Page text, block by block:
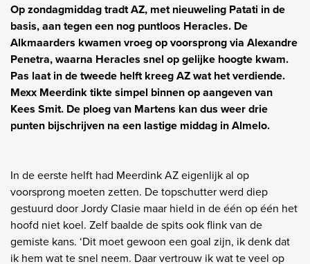
Op zondagmiddag tradt AZ, met nieuweling Patati in de
basis, aan tegen een nog puntloos Heracles. De
Alkmaarders kwamen vroeg op voorsprong via Alexandre
Penetra, waarna Heracles snel op gelijke hoogte kwam.
Pas laat in de tweede helft kreeg AZ wat het verdiende.
Mexx Meerdink tikte simpel binnen op aangeven van
Kees Smit. De ploeg van Martens kan dus weer drie
punten bijschrijven na een lastige middag in Almelo.
In de eerste helft had Meerdink AZ eigenlijk al op
voorsprong moeten zetten. De topschutter werd diep
gestuurd door Jordy Clasie maar hield in de één op één het
hoofd niet koel. Zelf baalde de spits ook flink van de
gemiste kans. ‘Dit moet gewoon een goal zijn, ik denk dat
ik hem wat te snel neem. Daar vertrouw ik wat te veel op